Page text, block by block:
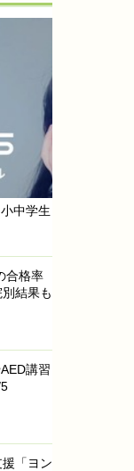
中学生
合格率
結果も
講習
「ヨン